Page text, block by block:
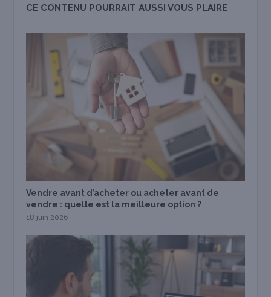
CE CONTENU POURRAIT AUSSI VOUS PLAIRE
Vendre avant d’acheter ou acheter avant de
vendre : quelle est la meilleure option ?
18 juin 2026